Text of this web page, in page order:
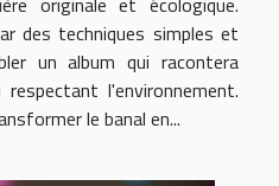
des techniques simples et
un album qui racontera
l'environnement.
le banal en...